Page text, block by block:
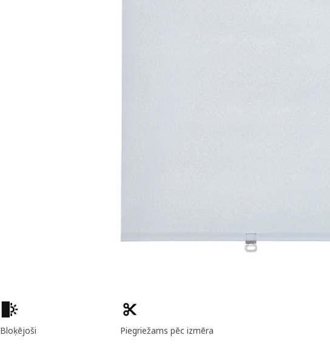
Preces īpašības
Bloķējoši Piegriežams pēc izmēra